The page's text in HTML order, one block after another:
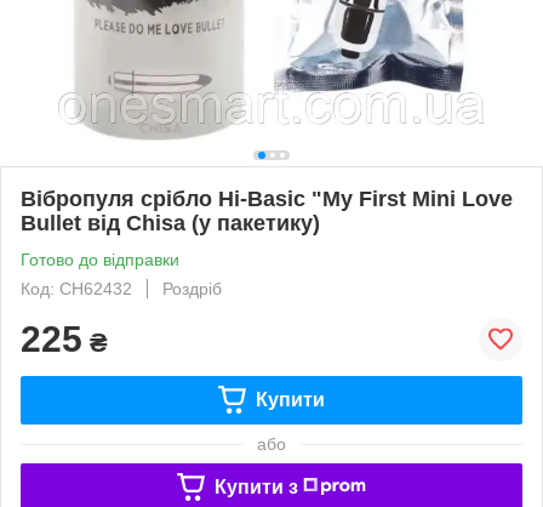
Вібропуля срібло Hi-Basic "My First Mini Love
Bullet від Chisa (у пакетику)
Готово до відправки
Код: CH62432
Роздріб
225 ₴
Купити
або
Купити з